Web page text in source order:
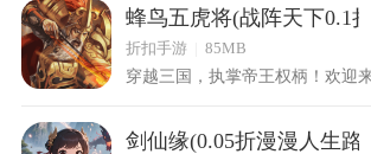
蜂鸟五虎将(战阵天下0.1折)
折扣手游 85MB
剑仙缘(0.05折漫漫人生路)